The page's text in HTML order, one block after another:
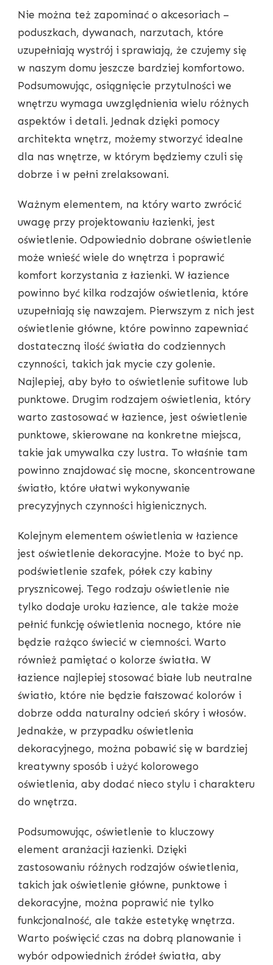
Nie można też zapominać o akcesoriach –
poduszkach, dywanach, narzutach, które
uzupełniają wystrój i sprawiają, że czujemy się
w naszym domu jeszcze bardziej komfortowo.
Podsumowując, osiągnięcie przytulności we
wnętrzu wymaga uwzględnienia wielu różnych
aspektów i detali. Jednak dzięki pomocy
architekta wnętrz, możemy stworzyć idealne
dla nas wnętrze, w którym będziemy czuli się
dobrze i w pełni zrelaksowani.
Ważnym elementem, na który warto zwrócić
uwagę przy projektowaniu łazienki, jest
oświetlenie. Odpowiednio dobrane oświetlenie
może wnieść wiele do wnętrza i poprawić
komfort korzystania z łazienki. W łazience
powinno być kilka rodzajów oświetlenia, które
uzupełniają się nawzajem. Pierwszym z nich jest
oświetlenie główne, które powinno zapewniać
dostateczną ilość światła do codziennych
czynności, takich jak mycie czy golenie.
Najlepiej, aby było to oświetlenie sufitowe lub
punktowe. Drugim rodzajem oświetlenia, który
warto zastosować w łazience, jest oświetlenie
punktowe, skierowane na konkretne miejsca,
takie jak umywalka czy lustra. To właśnie tam
powinno znajdować się mocne, skoncentrowane
światło, które ułatwi wykonywanie
precyzyjnych czynności higienicznych.
Kolejnym elementem oświetlenia w łazience
jest oświetlenie dekoracyjne. Może to być np.
podświetlenie szafek, półek czy kabiny
prysznicowej. Tego rodzaju oświetlenie nie
tylko dodaje uroku łazience, ale także może
pełnić funkcję oświetlenia nocnego, które nie
będzie rażąco świecić w ciemności. Warto
również pamiętać o kolorze światła. W
łazience najlepiej stosować białe lub neutralne
światło, które nie będzie fałszować kolorów i
dobrze odda naturalny odcień skóry i włosów.
Jednakże, w przypadku oświetlenia
dekoracyjnego, można pobawić się w bardziej
kreatywny sposób i użyć kolorowego
oświetlenia, aby dodać nieco stylu i charakteru
do wnętrza.
Podsumowując, oświetlenie to kluczowy
element aranżacji łazienki. Dzięki
zastosowaniu różnych rodzajów oświetlenia,
takich jak oświetlenie główne, punktowe i
dekoracyjne, można poprawić nie tylko
funkcjonalność, ale także estetykę wnętrza.
Warto poświęcić czas na dobrą planowanie i
wybór odpowiednich źródeł światła, aby